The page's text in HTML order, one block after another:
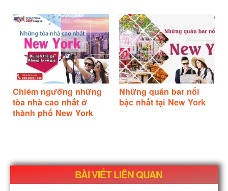
Chiêm ngưỡng những
tòa nhà cao nhất ở
thành phố New York
Những quán bar nổi
bậc nhất tại New York
BÀI VIẾT LIÊN QUAN